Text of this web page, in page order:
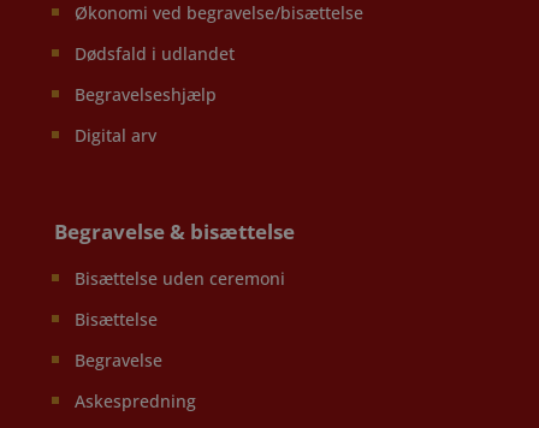
Økonomi ved begravelse/bisættelse
Dødsfald i udlandet
Begravelseshjælp
Digital arv
Begravelse & bisættelse
Bisættelse uden ceremoni
Bisættelse
Begravelse
Askespredning